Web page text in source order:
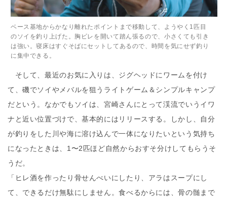
ベース基地からかなり離れたポイントまで移動して、ようやく1匹目
のソイを釣り上げた。胸ビレを開いて踏ん張るので、小さくても引き
は強い。寝床はすぐそばにセットしてあるので、時間を気にせず釣り
に集中できる。
そして、最近のお気に入りは、ジグヘッドにワームを付け
て、磯でソイやメバルを狙うライトゲーム＆シンプルキャンプ
だという。なかでもソイは、宮崎さんにとって渓流でいうイワ
ナと近い位置づけで、基本的にはリリースする。しかし、自分
が釣りをした川や海に溶け込んで一体になりたいという気持ち
になったときは、1〜2匹ほど自然からおすそ分けしてもらうそ
うだ。
「ヒレ酒を作ったり骨せんべいにしたり、アラはスープにし
て、できるだけ無駄にしません。食べるからには、骨の髄まで